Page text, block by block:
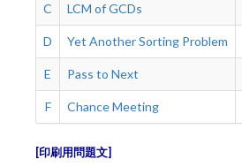
C LCM of GCDs
D Yet Another Sorting Problem
E Pass to Next
F Chance Meeting
印刷用問題文